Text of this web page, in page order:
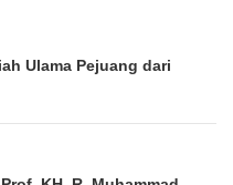
Ulama Pejuang dari